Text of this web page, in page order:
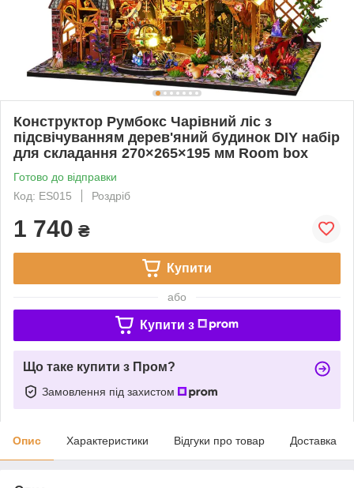
Конструктор Румбокс Чарівний ліс з
підсвічуванням дерев'яний будинок DIY набір
для складання 270×265×195 мм Room box
Готово до відправки
Код: ES015
Роздріб
1 740 ₴
Купити
або
Купити з
Що таке купити з Пром?
Замовлення під захистом
Опис Характеристики Відгуки про товар Доставка